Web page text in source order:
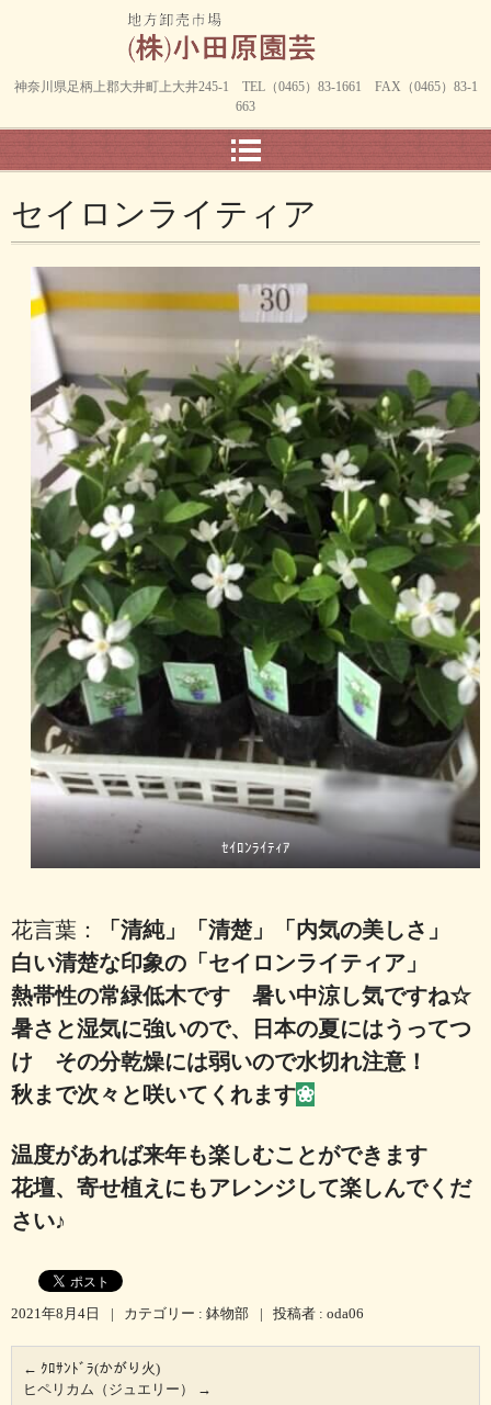
神奈川県足柄上郡大井町上大井245-1 TEL（0465）83-1661 FAX（0465）83-1
663
セイロンライティア
ｾｲﾛﾝﾗｲﾃｨｱ
花言葉：
「清純」「清楚」「内気の美しさ」
白い清楚な印象の「セイロンライティア」
熱帯性の常緑低木です 暑い中涼し気ですね☆
暑さと湿気に強いので、日本の夏にはうってつ
け その分乾燥には弱いので水切れ注意！
秋まで次々と咲いてくれます❀
温度があれば来年も楽しむことができます
花壇、寄せ植えにもアレンジして楽しんでくだ
さい♪
2021年8月4日 | カテゴリー : 鉢物部 | 投稿者 : oda06
← ｸﾛｻﾝﾄﾞﾗ(かがり火)
ヒペリカム（ジュエリー）
→